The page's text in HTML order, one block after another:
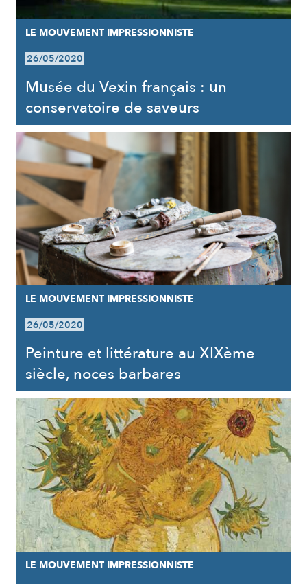
LE MOUVEMENT IMPRESSIONNISTE
26/05/2020
Musée du Vexin français : un
conservatoire de saveurs
LE MOUVEMENT IMPRESSIONNISTE
26/05/2020
Peinture et littérature au XIXème
siècle, noces barbares
LE MOUVEMENT IMPRESSIONNISTE